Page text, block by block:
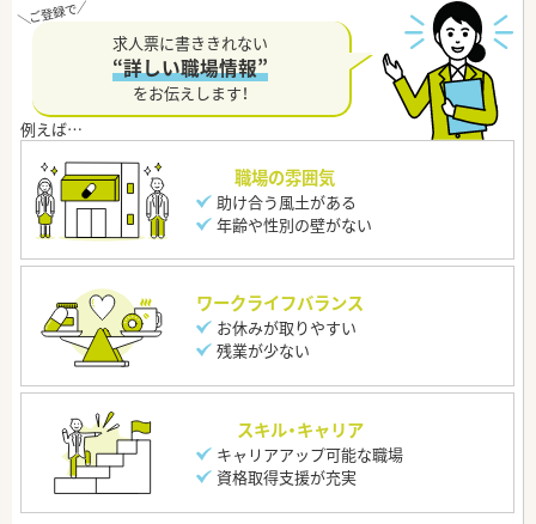
求人票に書ききれない
“詳しい職場情報”
をお伝えします！
職場の雰囲気
助け合う風土がある
年齢や性別の壁がない
ワークライフバランス
お休みが取りやすい
残業が少ない
スキル・キャリア
キャリアアップ可能な職場
資格取得支援が充実